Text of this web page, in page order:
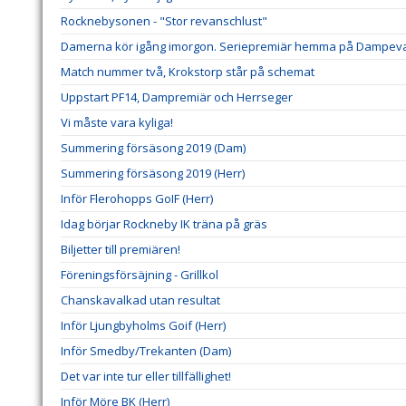
Rocknebysonen - "Stor revanschlust"
Damerna kör igång imorgon. Seriepremiär hemma på
Match nummer två, Krokstorp står på schemat
Uppstart PF14, Dampremiär och Herrseger
Vi måste vara kyliga!
Summering försäsong 2019 (Dam)
Summering försäsong 2019 (Herr)
Inför Flerohopps GoIF (Herr)
Idag börjar Rockneby IK träna på gräs
Biljetter till premiären!
Föreningsförsäjning - Grillkol
Chanskavalkad utan resultat
Inför Ljungbyholms Goif (Herr)
Inför Smedby/Trekanten (Dam)
Det var inte tur eller tillfällighet!
Inför Möre BK (Herr)